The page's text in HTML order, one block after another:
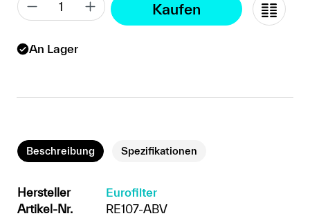
Kaufen
An Lager
Beschreibung Spezifikationen
Hersteller
Eurofilter
Artikel-Nr.
RE107-ABV